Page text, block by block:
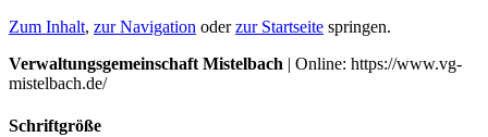
Zum Inhalt, zur Navigation oderzur Startseite springen.
Verwaltungsgemeinschaft Mistelbach | Online: https://www.vg-
mistelbach.de/
Schriftgröße